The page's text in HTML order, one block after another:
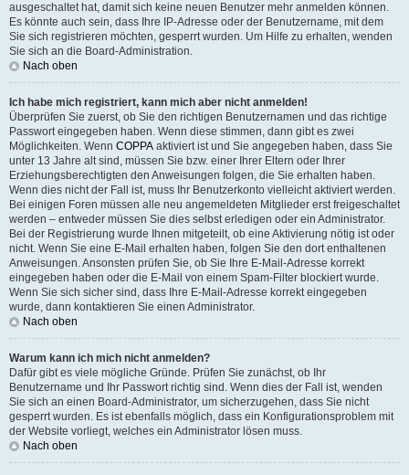
ausgeschaltet hat, damit sich keine neuen Benutzer mehr anmelden können.
Es könnte auch sein, dass Ihre IP-Adresse oder der Benutzername, mit dem
Sie sich registrieren möchten, gesperrt wurden. Um Hilfe zu erhalten, wenden
Sie sich an die Board-Administration.
Nach oben
Ich habe mich registriert, kann mich aber nicht anmelden!
Überprüfen Sie zuerst, ob Sie den richtigen Benutzernamen und das richtige
Passwort eingegeben haben. Wenn diese stimmen, dann gibt es zwei
Möglichkeiten. Wenn COPPA aktiviert ist und Sie angegeben haben, dass Sie
unter 13 Jahre alt sind, müssen Sie bzw. einer Ihrer Eltern oder Ihrer
Erziehungsberechtigten den Anweisungen folgen, die Sie erhalten haben.
Wenn dies nicht der Fall ist, muss Ihr Benutzerkonto vielleicht aktiviert werden.
Bei einigen Foren müssen alle neu angemeldeten Mitglieder erst freigeschaltet
werden – entweder müssen Sie dies selbst erledigen oder ein Administrator.
Bei der Registrierung wurde Ihnen mitgeteilt, ob eine Aktivierung nötig ist oder
nicht. Wenn Sie eine E-Mail erhalten haben, folgen Sie den dort enthaltenen
Anweisungen. Ansonsten prüfen Sie, ob Sie Ihre E-Mail-Adresse korrekt
eingegeben haben oder die E-Mail von einem Spam-Filter blockiert wurde.
Wenn Sie sich sicher sind, dass Ihre E-Mail-Adresse korrekt eingegeben
wurde, dann kontaktieren Sie einen Administrator.
Nach oben
Warum kann ich mich nicht anmelden?
Dafür gibt es viele mögliche Gründe. Prüfen Sie zunächst, ob Ihr
Benutzername und Ihr Passwort richtig sind. Wenn dies der Fall ist, wenden
Sie sich an einen Board-Administrator, um sicherzugehen, dass Sie nicht
gesperrt wurden. Es ist ebenfalls möglich, dass ein Konfigurationsproblem mit
der Website vorliegt, welches ein Administrator lösen muss.
Nach oben